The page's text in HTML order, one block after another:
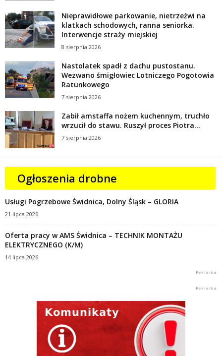
Nieprawidłowe parkowanie, nietrzeźwi na
klatkach schodowych, ranna seniorka.
Interwencje straży miejskiej
8 sierpnia 2026
Nastolatek spadł z dachu pustostanu.
Wezwano śmigłowiec Lotniczego Pogotowia
Ratunkowego
7 sierpnia 2026
Zabił amstaffa nożem kuchennym, truchło
wrzucił do stawu. Ruszył proces Piotra...
7 sierpnia 2026
Ogłoszenia drobne
Usługi Pogrzebowe Świdnica, Dolny Śląsk – GLORIA
21 lipca 2026
Oferta pracy w AMS Świdnica – TECHNIK MONTAŻU
ELEKTRYCZNEGO (K/M)
14 lipca 2026